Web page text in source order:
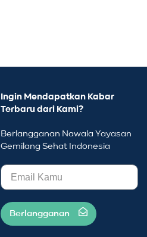
Ingin Mendapatkan Kabar
Terbaru dari Kami?
Berlangganan Nawala Yayasan
Gemilang Sehat Indonesia
Berlangganan